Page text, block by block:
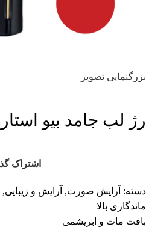
بزرگنمایی تصویر
رژ لب جامد بیو استار
اشتراک
دسته: آرایش صورت, آرایش و زیبایی,
ماندگاری بالا
بافت مات و ابریشمی